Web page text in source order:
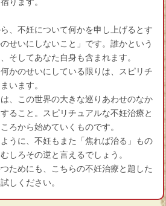
、不妊について何かを申し上げるとす
せいにしないこと」です。誰かという
そしてあなた自身も含まれます。
かのせいにしている限りは、スピリチ
います。
、この世界の大きな巡りあわせのなか
ること。スピリチュアルな不妊治療と
ろから始めていくものです。
うに、不妊もまた「焦れば治る」もの
しろその逆と言えるでしょう。
ためにも、こちらの不妊治療と題した
しください。